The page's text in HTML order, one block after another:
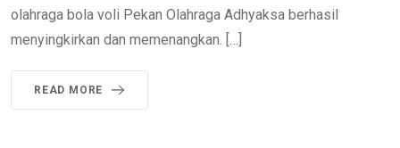
olahraga bola voli Pekan Olahraga Adhyaksa berhasil
menyingkirkan dan memenangkan. […]
READ MORE